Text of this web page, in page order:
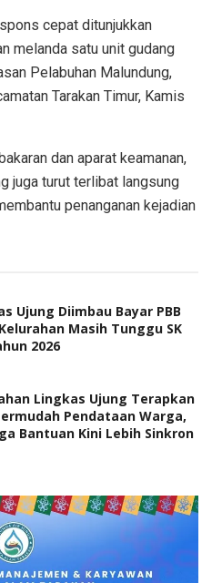
cepat ditunjukkan
melanda satu unit gudang
Pelabuhan Malundung,
Tarakan Timur, Kamis
dan aparat keamanan,
juga turut terlibat langsung
penanganan kejadian
Ujung Diimbau Bayar PBB
Masih Tunggu SK
2026
Lingkas Ujung Terapkan
Pendataan Warga,
Bantuan Kini Lebih Sinkron